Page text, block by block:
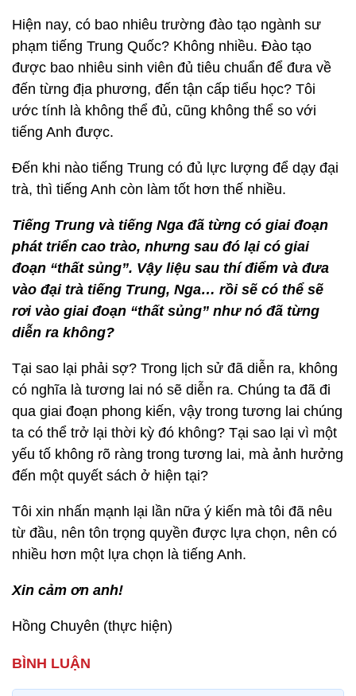
Hiện nay, có bao nhiêu trường đào tạo ngành sư
phạm tiếng Trung Quốc? Không nhiều. Đào tạo
được bao nhiêu sinh viên đủ tiêu chuẩn để đưa về
đến từng địa phương, đến tận cấp tiểu học? Tôi
ước tính là không thể đủ, cũng không thể so với
tiếng Anh được.
Đến khi nào tiếng Trung có đủ lực lượng để dạy đại
trà, thì tiếng Anh còn làm tốt hơn thế nhiều.
Tiếng Trung và tiếng Nga đã từng có giai đoạn
phát triển cao trào, nhưng sau đó lại có giai
đoạn “thất sủng”. Vậy liệu sau thí điểm và đưa
vào đại trà tiếng Trung, Nga… rồi sẽ có thể sẽ
rơi vào giai đoạn “thất sủng” như nó đã từng
diễn ra không?
Tại sao lại phải sợ? Trong lịch sử đã diễn ra, không
có nghĩa là tương lai nó sẽ diễn ra. Chúng ta đã đi
qua giai đoạn phong kiến, vậy trong tương lai chúng
ta có thể trở lại thời kỳ đó không? Tại sao lại vì một
yếu tố không rõ ràng trong tương lai, mà ảnh hưởng
đến một quyết sách ở hiện tại?
Tôi xin nhấn mạnh lại lần nữa ý kiến mà tôi đã nêu
từ đầu, nên tôn trọng quyền được lựa chọn, nên có
nhiều hơn một lựa chọn là tiếng Anh.
Xin cảm ơn anh!
Hồng Chuyên (thực hiện)